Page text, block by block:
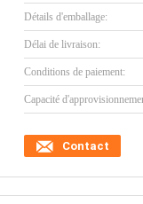
Détails d'emballage:
Délai de livraison:
Conditions de paiement:
Capacité
Contact